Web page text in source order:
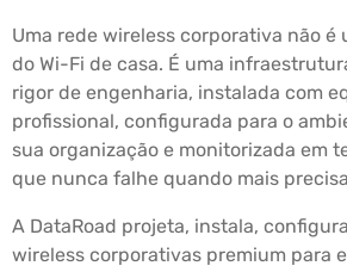
Uma rede wireless corporativa não é
do Wi-Fi de casa. É uma
rigor de engenharia, instalada com
profissional, configurada para o
sua organização e monitorizada em
que nunca falhe quando mais
A DataRoad projeta, instala,
wireless corporativas premium para